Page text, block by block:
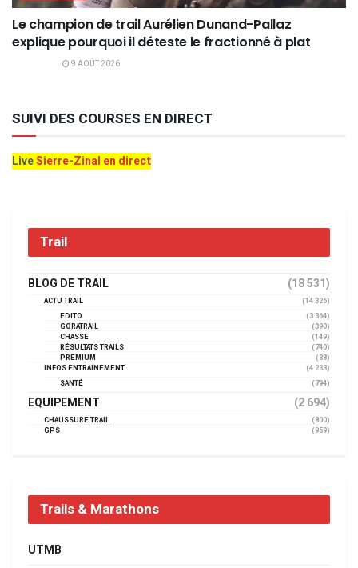
Le champion de trail Aurélien Dunand-Pallaz
explique pourquoi il déteste le fractionné à plat
9 AOÛT 2026
SUIVI DES COURSES EN DIRECT
LiveSierre-Zinal en direct
Trail
BLOG DE TRAIL (18 531)
ACTU TRAIL
(14 326)
EDITO
(3 364)
GORATRAIL
(390)
CHASSE
(149)
RÉSULTATS TRAILS
(740)
PREMIUM
(38)
INFOS ENTRAINEMENT
(4 233)
SANTÉ
(794)
EQUIPEMENT (2 694)
CHAUSSURE TRAIL
(800)
GPS
(959)
Trails & Marathons
UTMB